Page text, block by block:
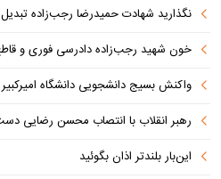
نگذارید شهادت حمیدرضا رجب‌زاده
خون شهید رجب‌زاده دادرسی فوری و
واکنش بسیج دانشجویی دانشگاه
رهبر انقلاب با انتصاب محسن رضایی
این‌بار بلندتر اذان بگوئید